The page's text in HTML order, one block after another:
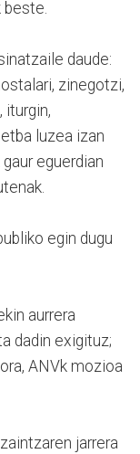
beste.
daude:
zinegotzi,
iturgin,
luzea izan
eguerdian
egin dugu
aurrera
dadin exigituz;
ANVk mozioa
jarrera